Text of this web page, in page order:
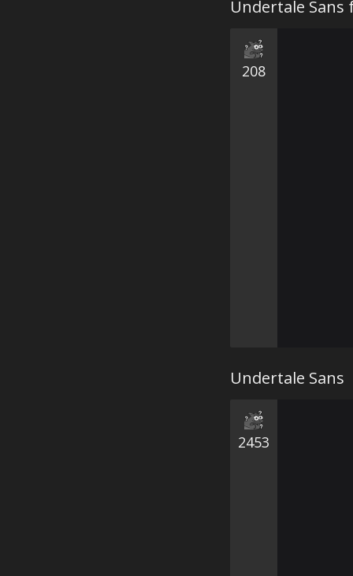
Undertale Sans
208
Undertale Sans
2453